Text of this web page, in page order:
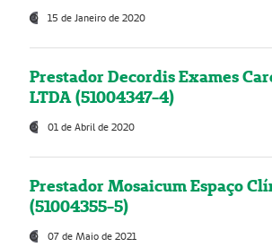
15 de Janeiro de 2020
Prestador Decordis Exames
LTDA (51004347-4)
01 de Abril de 2020
Prestador Mosaicum Espaço
(51004355-5)
07 de Maio de 2021